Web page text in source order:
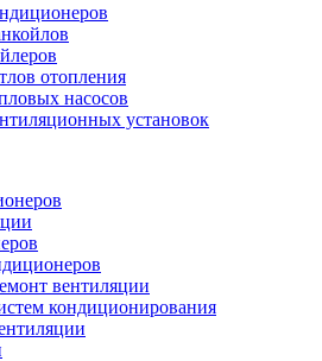
отопления
насосов
установок
вентиляции
кондиционирования